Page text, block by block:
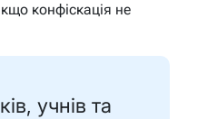
конфіскація не
учнів та